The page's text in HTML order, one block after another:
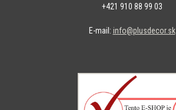
+421 910 88 99 03
E-mail: info@plusdecor.sk